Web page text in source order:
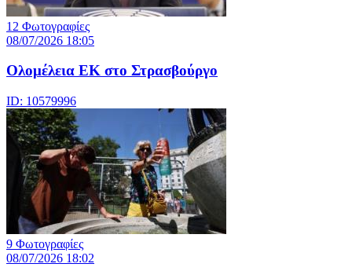
12 Φωτογραφίες
08/07/2026 18:05
Ολομέλεια ΕΚ στο Στρασβούργο
ID: 10579996
9 Φωτογραφίες
08/07/2026 18:02